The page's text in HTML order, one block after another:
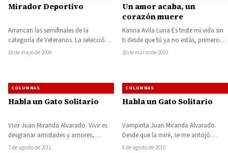
Mirador Deportivo
Arrancan las semifinales de la
categoría de Veteranos. La selección
Huetamo triunfa en Lázaro Cárdenas.
16 de mayo de 2009
Un amor acaba, un
corazón muere
Karina Avila Luna Es triste mi vida sin
ti desde que tú ya no estás, primero
me haces…
20 de marzo de 2010
COLUMNAS
Habla un Gato Solitario
Vivir Juan Miranda Alvarado. Vivir es
desgranar amistades y amores,
enojarse y tronar como sapo,
7 de agosto de 2011
COLUMNAS
Habla un Gato Solitario
Vampirita Juan Miranda Alvarado.
Desde que la miré, se me antojó
como si fuera agua de pitaya, es…
8 de agosto de 2010